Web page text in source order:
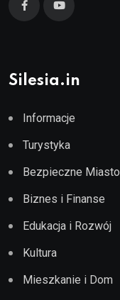
Silesia.in
Informacje
Turystyka
Bezpieczne Miasto
Biznes i Finanse
Edukacja i Rozwój
Kultura
Mieszkanie i Dom